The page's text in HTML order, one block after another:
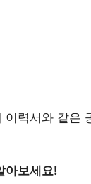
력서와 같은
아보세요!